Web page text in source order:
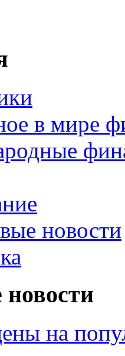
в мире
новости
на